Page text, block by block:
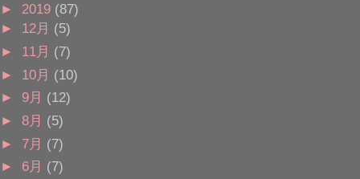
► 2019 (87)
► 12月 (5)
► 11月 (7)
► 10月 (10)
► 9月 (12)
► 8月 (5)
► 7月 (7)
► 6月 (7)